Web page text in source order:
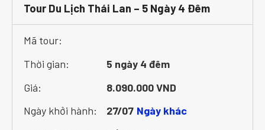
Tour Du Lịch Thái Lan – 5 Ngày 4 Đêm
Mã tour:
Thời gian:
5 ngày 4 đêm
Giá:
8.090.000 VND
Ngày khởi hành:
27/07 Ngày khác